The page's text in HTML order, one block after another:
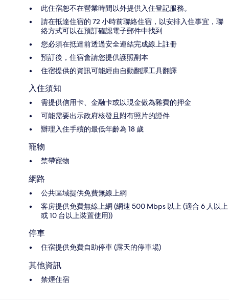
此住宿恕不在營業時間以外提供入住登記服務。
請在抵達住宿的 72 小時前聯絡住宿，以安排入住事宜，聯
絡方式可以在預訂確認電子郵件中找到
您必須在抵達前透過安全連結完成線上註冊
預訂後，住宿會請您提供護照副本
住宿提供的資訊可能經由自動翻譯工具翻譯
入住須知
需提供信用卡、金融卡或以現金做為雜費的押金
可能需要出示政府核發且附有照片的證件
辦理入住手續的最低年齡為 18 歲
寵物
禁帶寵物
網路
公共區域提供免費無線上網
客房提供免費無線上網 (網速 500 Mbps 以上 (適合 6 人以上
或 10 台以上裝置使用))
停車
住宿提供免費自助停車 (露天的停車場)
其他資訊
禁煙住宿